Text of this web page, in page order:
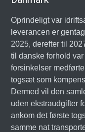
Oprindeligt var
leverancen er
2025, derefter til
til danske forhold
forsinkelser
togsæt som
Dermed vil den
uden ekstraudgifter
ankom det første
samme nat